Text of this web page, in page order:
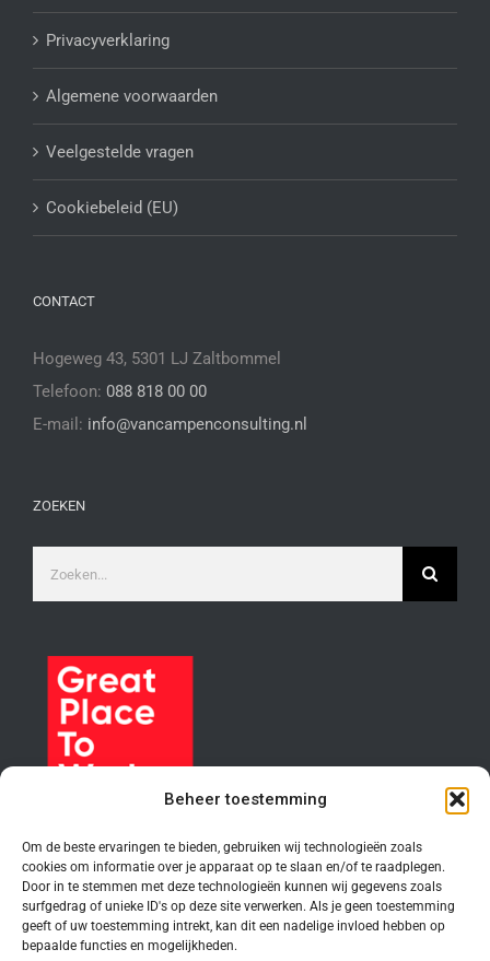
Beheer toestemming
Om de beste ervaringen te bieden, gebruiken wij technologieën zoals
cookies om informatie over je apparaat op te slaan en/of te raadplegen.
Door in te stemmen met deze technologieën kunnen wij gegevens zoals
surfgedrag of unieke ID's op deze site verwerken. Als je geen toestemming
geeft of uw toestemming intrekt, kan dit een nadelige invloed hebben op
bepaalde functies en mogelijkheden.
Privacyverklaring
Algemene voorwaarden
Veelgestelde vragen
Cookiebeleid (EU)
CONTACT
Hogeweg 43, 5301 LJ Zaltbommel
Telefoon: 088 818 00 00
E-mail: info@vancampenconsulting.nl
ZOEKEN